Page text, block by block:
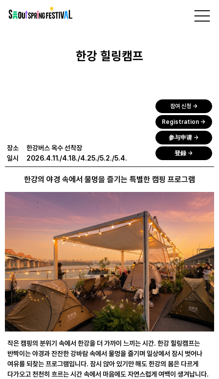
프로그램 > 한강버스 옥수 선착장 >
한강 힐링캠프
장소
한강버스 옥수 선착장
일시
2026.4.11./4.18./4.25./5.2./5.4.
참여 신청 →
Registration →
参与申请 →
登録 →
한강의 야경 속에서 물멍을 즐기는 특별한 캠핑 프로그램
작은 캠핑의 분위기 속에서 한강을 더 가까이 느끼는 시간. 한강 힐링캠프는
반짝이는 야경과 잔잔한 강바람 속에서 물멍을 즐기며 일상에서 잠시 벗어나
여유를 되찾는 프로그램입니다. 잠시 앉아 있기만 해도 한강의 봄은 다르게
다가오고 천천히 흐르는 시간 속에서 마음에도 자연스럽게 여백이 생겨납니다.